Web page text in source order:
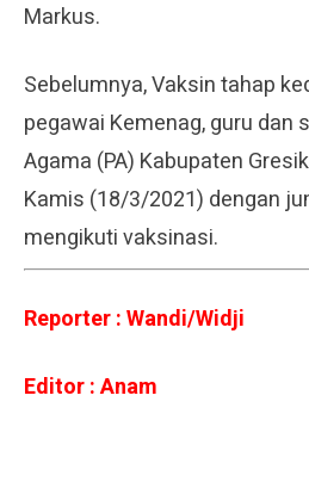
Markus.
Sebelumnya, Vaksin tahap
pegawai Kemenag, guru dan
Agama (PA) Kabupaten
Kamis (18/3/2021) dengan
mengikuti vaksinasi.
Reporter : Wandi/Widji
Editor : Anam